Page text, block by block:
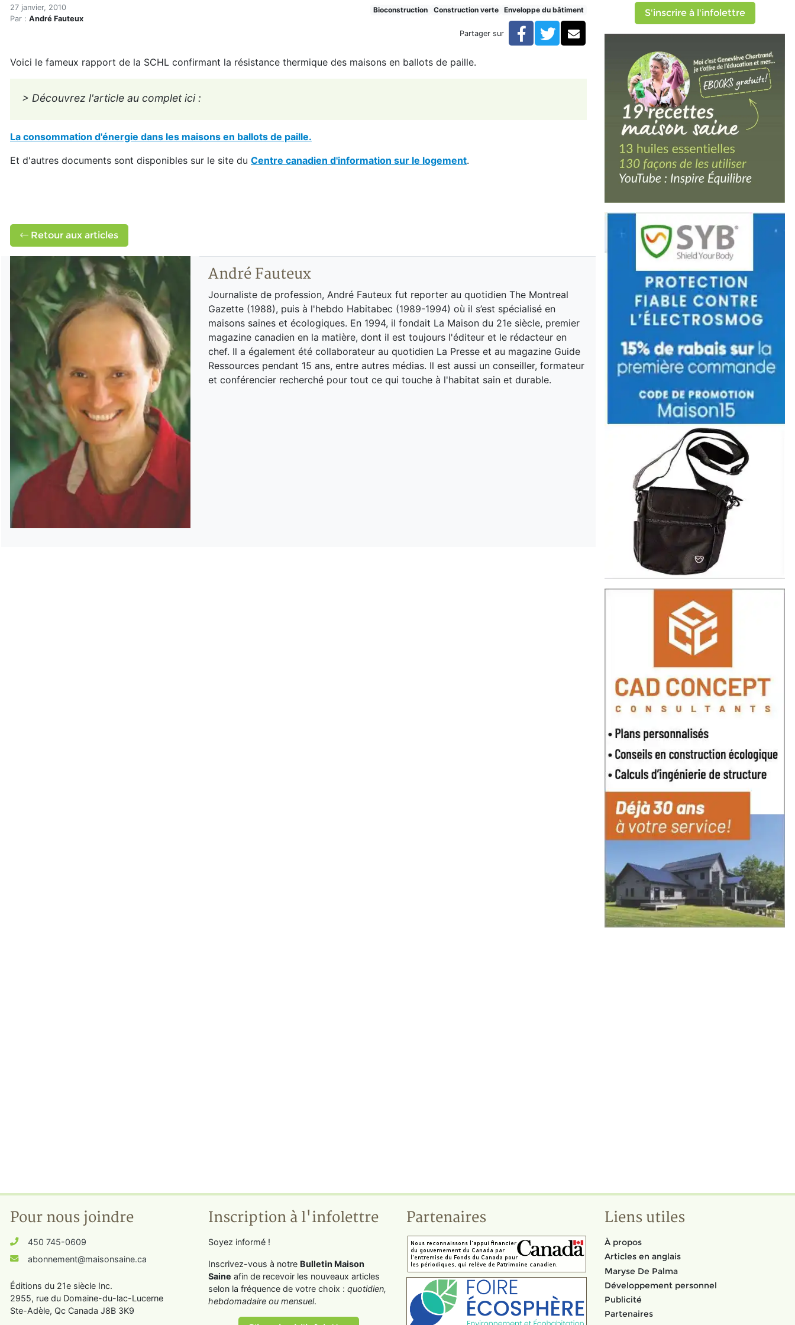
Accueil
Articles
L'efficacité énergétique des maisons de paille (SCHL)
L'efficacité énergétique des maisons de paille (SCHL)
27 janvier, 2010
Par : André Fauteux
Bioconstruction Construction verte Enveloppe du bâtiment
Partager sur Facebook
TwitterCourriel
Voici le fameux rapport de la SCHL confirmant la résistance thermique des maisons en ballots de paille.
> Découvrez l'article au complet ici :
La consommation d'énergie dans les maisons en ballots de paille.
Et d'autres documents sont disponibles sur le site du Centre canadien d'information sur le logement.
Retour aux articles
André Fauteux
Journaliste de profession, André Fauteux fut reporter au quotidien The Montreal
Gazette (1988), puis à l'hebdo Habitabec (1989-1994) où il s’est spécialisé en
maisons saines et écologiques. En 1994, il fondait La Maison du 21e siècle, premier
magazine canadien en la matière, dont il est toujours l'éditeur et le rédacteur en
chef. Il a également été collaborateur au quotidien La Presse et au magazine Guide
Ressources pendant 15 ans, entre autres médias. Il est aussi un conseiller, formateur
et conférencier recherché pour tout ce qui touche à l'habitat sain et durable.
S'inscrire à l'infolettre
Pour nous joindre
450 745-0609
abonnement@maisonsaine.ca
Éditions du 21e siècle Inc.
2955, rue du Domaine-du-lac-Lucerne
Ste-Adèle, Qc Canada J8B 3K9
Inscription à l'infolettre
Soyez informé !
Inscrivez-vous à notre Bulletin Maison
Saine afin de recevoir les nouveaux articles
selon la fréquence de votre choix : quotidien,
hebdomadaire ou mensuel.
Partenaires Liens utiles
À propos
Articles en anglais
Maryse De Palma
Développement personnel
Publicité
Partenaires